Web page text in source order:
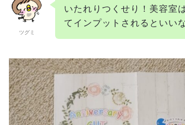
ツグミ
いたれりつくせり！美容室
てインプットされるといい